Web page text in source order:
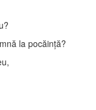
la pocăinţă?